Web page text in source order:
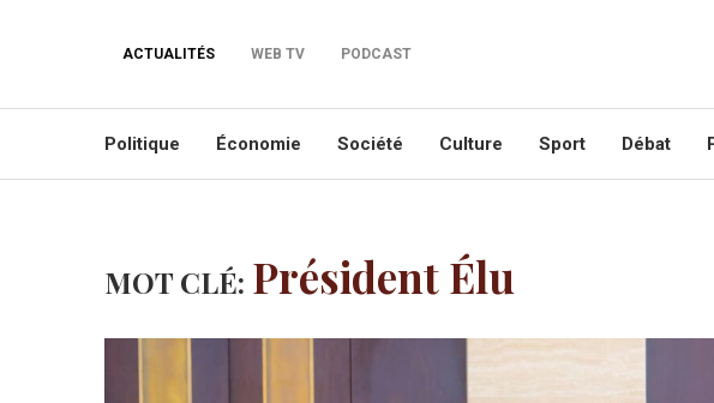
ACTUALITÉS WEB TV PODCAST
Politique Économie Société Culture Sport Débat
MOT CLÉ: Président Élu